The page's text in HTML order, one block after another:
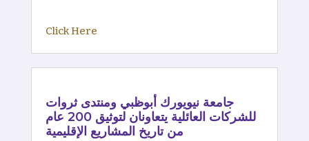
Click Here
جامعة نيويورك أبوظبي ومنتدى ثروات
للشركات العائلية يتعاونان لتوثيق 200 عام
من تاريخ المشاريع الإقليمية